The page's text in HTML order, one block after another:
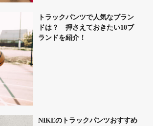
トラックパンツで人気なブラン
ドは？ 押さえておきたい10ブ
ランドを紹介！
NIKEのトラックパンツおすすめ